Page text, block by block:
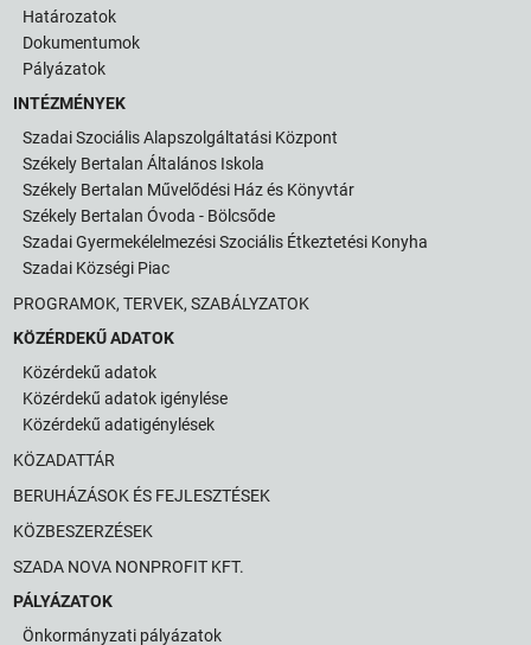
Határozatok
Dokumentumok
Pályázatok
INTÉZMÉNYEK
Szadai Szociális Alapszolgáltatási Központ
Székely Bertalan Általános Iskola
Székely Bertalan Művelődési Ház és Könyvtár
Székely Bertalan Óvoda - Bölcsőde
Szadai Gyermekélelmezési Szociális Étkeztetési Konyha
Szadai Községi Piac
PROGRAMOK, TERVEK, SZABÁLYZATOK
KÖZÉRDEKŰ ADATOK
Közérdekű adatok
Közérdekű adatok igénylése
Közérdekű adatigénylések
KÖZADATTÁR
BERUHÁZÁSOK ÉS FEJLESZTÉSEK
KÖZBESZERZÉSEK
SZADA NOVA NONPROFIT KFT.
PÁLYÁZATOK
Önkormányzati pályázatok